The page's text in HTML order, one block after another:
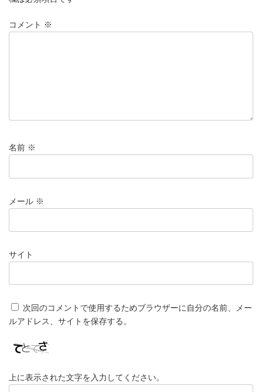
コメント ※
名前 ※
メール ※
サイト
次回のコメントで使用するためブラウザーに自分の名前、メー
ルアドレス、サイトを保存する。
上に表示された文字を入力してください。